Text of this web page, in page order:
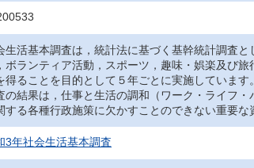
生活基本調査は，統計法に基づく基幹統計調査
ボランティア活動，スポーツ，趣味・娯楽及び
得ることを目的として５年ごとに実施しています。
の結果は，仕事と生活の調和（ワーク・ライフ
する各種行政施策に欠かすことのできない重要な
3年社会生活基本調査